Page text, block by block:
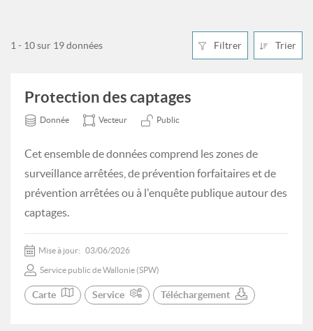
Filtrer Trier
1 - 10 sur 19 données
Protection des captages
Donnée Vecteur Public
Cet ensemble de données comprend les zones de
surveillance arrêtées, de prévention forfaitaires et de
prévention arrêtées ou à l'enquête publique autour des
captages.
Mise à jour: 03/06/2026
Service public de Wallonie (SPW)
Carte Service Téléchargement